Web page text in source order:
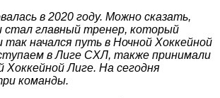
в 2020 году. Можно сказать,
стал главный тренер, который
так начался путь в Ночной Хоккейной
в Лиге СХЛ, также принимали
Хоккейной Лиге. На сегодня
команды.